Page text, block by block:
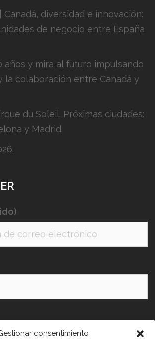
consentimiento
Canadá, diversidad e innovación:
de negocio entre España
años y mira al futuro impulsando
la colaboración entre Canadá y
du Soleil. Próximas ciudades:
y Madrid.